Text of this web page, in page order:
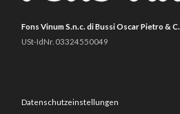
Fons Vinum S.n.c. di Bussi Oscar Pietro & C.
USt-IdNr. 03324550049
Datenschutzeinstellungen